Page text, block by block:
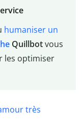
humaniser un
Quillbotvous
les optimiser
très